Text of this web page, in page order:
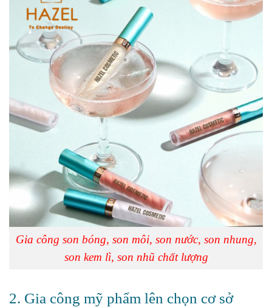
Gia công son bóng, son môi, son nước, son nhung,
son kem lì, son nhũ chất lượng
2. Gia công mỹ phẩm lên chọn cơ sở